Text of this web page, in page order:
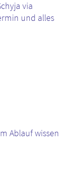
via
und alles
Ablauf wissen